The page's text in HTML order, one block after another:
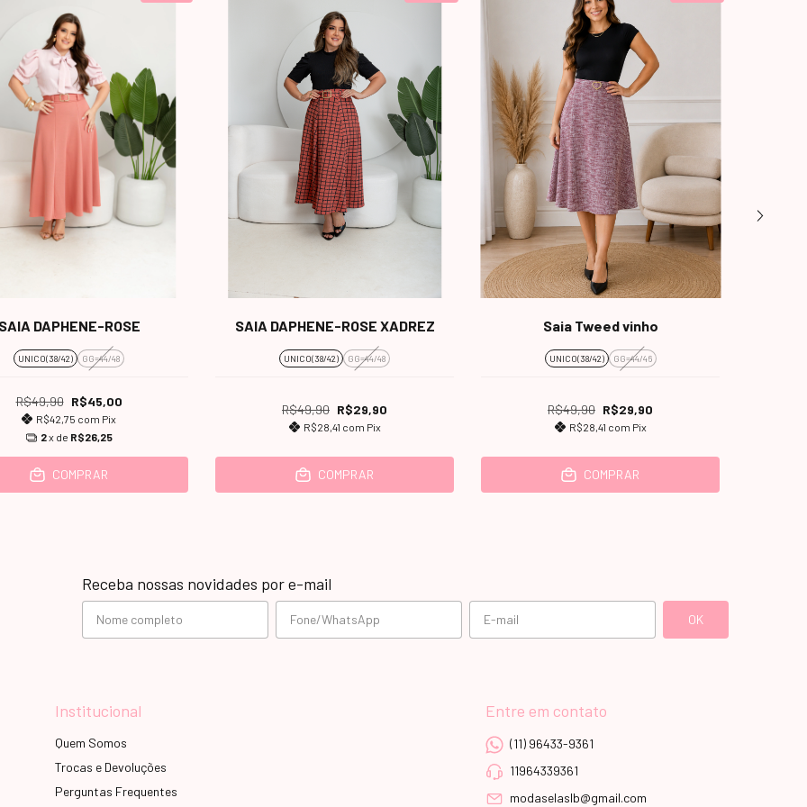
SAIA DAPHENE-ROSE
UNICO(38/42) GG=44/48
R$49,90 R$45,00
R$42,75 com Pix
2x de R$26,25
COMPRAR
SAIA DAPHENE-ROSE XADREZ
UNICO(38/42) GG=44/48
R$49,90 R$29,90
R$28,41 com Pix
COMPRAR
Saia Tweed vinho
UNICO(38/42) GG=44/46
R$49,90 R$29,90
R$28,41 com Pix
COMPRAR
Receba nossas novidades por e-mail
Institucional
Quem Somos
Trocas e Devoluções
Perguntas Frequentes
Entre em contato
(11) 96433-9361
11964339361
modaselaslb@gmail.com